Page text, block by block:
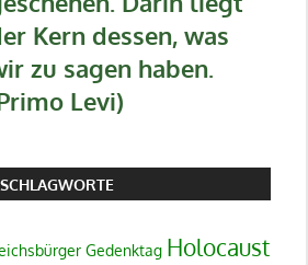
Kern dessen, was
zu sagen haben.
Levi)
SCHLAGWORTE
Gedenktag Holocaust